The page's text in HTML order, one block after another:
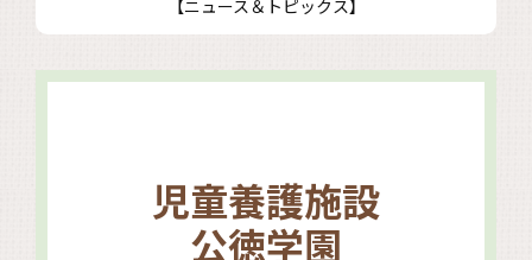
【ニュース＆トピックス】
児童養護施設
公徳学園